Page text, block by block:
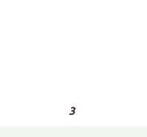
3